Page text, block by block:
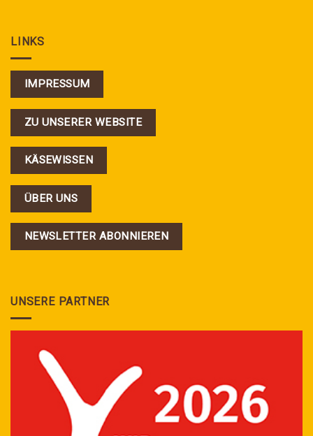
LINKS
IMPRESSUM
ZU UNSERER WEBSITE
KÄSEWISSEN
ÜBER UNS
NEWSLETTER ABONNIEREN
UNSERE PARTNER